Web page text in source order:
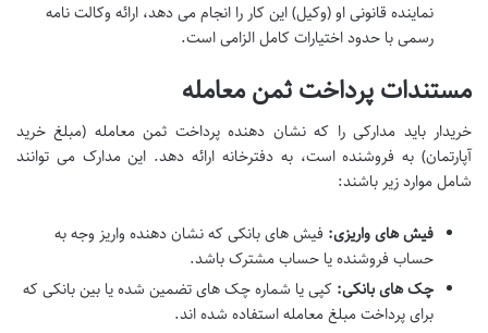
نماینده قانونی او (وکیل) این کار را انجام می دهد، ارائه وکالت نامه
رسمی با حدود اختیارات کامل الزامی است.
مستندات پرداخت ثمن معامله
خریدار باید مدارکی را که نشان دهنده پرداخت ثمن معامله (مبلغ خرید
آپارتمان) به فروشنده است، به دفترخانه ارائه دهد. این مدارک می توانند
شامل موارد زیر باشند:
فیش های واریزی: فیش های بانکی که نشان دهنده واریز وجه به
حساب فروشنده یا حساب مشترک باشد.
چک های بانکی: کپی یا شماره چک های تضمین شده یا بین بانکی که
برای پرداخت مبلغ معامله استفاده شده اند.